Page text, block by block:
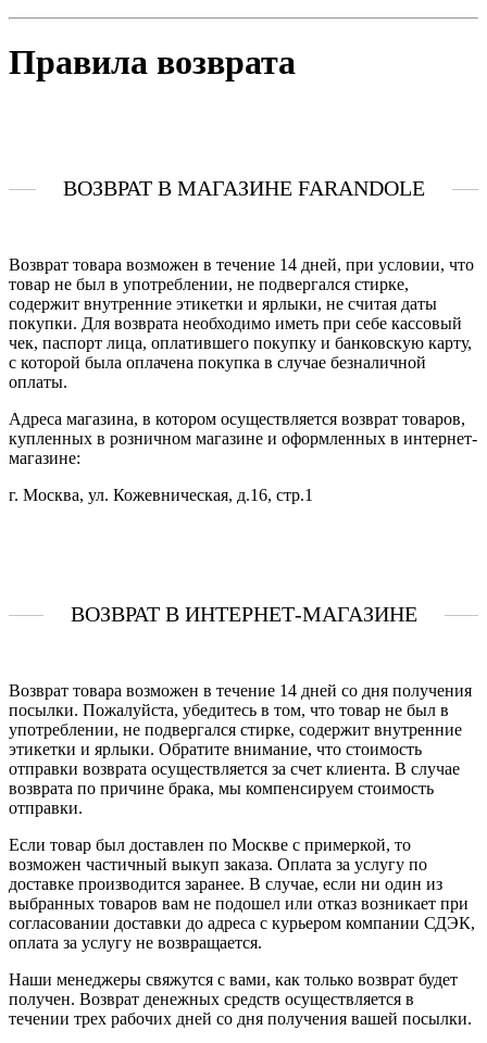
Правила возврата
ВОЗВРАТ В МАГАЗИНЕ FARANDOLE
Возврат товара возможен в течение 14 дней, при условии, что
товар не был в употреблении, не подвергался стирке,
содержит внутренние этикетки и ярлыки, не считая даты
покупки. Для возврата необходимо иметь при себе кассовый
чек, паспорт лица, оплатившего покупку и банковскую карту,
с которой была оплачена покупка в случае безналичной
оплаты.
Адреса магазина, в котором осуществляется возврат товаров,
купленных в розничном магазине и оформленных в интернет-
магазине:
г. Москва, ул. Кожевническая, д.16, стр.1
ВОЗВРАТ В ИНТЕРНЕТ-МАГАЗИНЕ
Возврат товара возможен в течение 14 дней со дня получения
посылки. Пожалуйста, убедитесь в том, что товар не был в
употреблении, не подвергался стирке, содержит внутренние
этикетки и ярлыки. Обратите внимание, что стоимость
отправки возврата осуществляется за счет клиента. В случае
возврата по причине брака, мы компенсируем стоимость
отправки.
Если товар был доставлен по Москве с примеркой, то
возможен частичный выкуп заказа. Оплата за услугу по
доставке производится заранее. В случае, если ни один из
выбранных товаров вам не подошел или отказ возникает при
согласовании доставки до адреса с курьером компании СДЭК,
оплата за услугу не возвращается.
Наши менеджеры свяжутся с вами, как только возврат будет
получен. Возврат денежных средств осуществляется в
течении трех рабочих дней со дня получения вашей посылки.